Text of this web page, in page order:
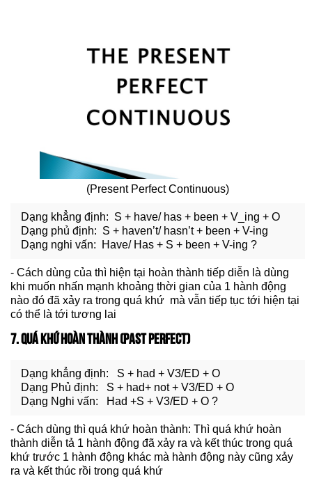
(Present Perfect Continuous)
Dạng khẳng định: S + have/ has + been + V_ing + O
Dạng phủ định: S + haven’t/ hasn’t + been + V-ing
Dạng nghi vấn: Have/ Has + S + been + V-ing ?
- Cách dùng của thì hiện tại hoàn thành tiếp diễn là dùng
khi muốn nhấn mạnh khoảng thời gian của 1 hành động
nào đó đã xảy ra trong quá khứ mà vẫn tiếp tục tới hiện tại
có thể là tới tương lai
7. QUÁ KHỨ HOÀN THÀNH (PAST PERFECT)
Dạng khẳng định: S + had + V3/ED + O
Dạng Phủ định: S + had+ not + V3/ED + O
Dạng Nghi vấn: Had +S + V3/ED + O ?
- Cách dùng thì quá khứ hoàn thành: Thì quá khứ hoàn
thành diễn tả 1 hành động đã xảy ra và kết thúc trong quá
khứ trước 1 hành động khác mà hành động này cũng xảy
ra và kết thúc rồi trong quá khứ